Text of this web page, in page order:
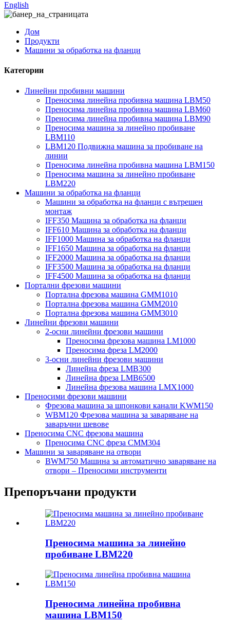
English
Дом
Продукти
Машини за обработка на фланци
Категории
Линейни пробивни машини
Преносима линейна пробивна машина LBM50
Преносима линейна пробивна машина LBM60
Преносима линейна пробивна машина LBM90
Преносима машина за линейно пробиване
LBM110
LBM120 Подвижна машина за пробиване на
линии
Преносима линейна пробивна машина LBM150
Преносима машина за линейно пробиване
LBM220
Машини за обработка на фланци
Машини за обработка на фланци с вътрешен
монтаж
IFF350 Машина за обработка на фланци
IFF610 Машина за обработка на фланци
IFF1000 Машина за обработка на фланци
IFF1650 Машина за обработка на фланци
IFF2000 Машина за обработка на фланци
IFF3500 Машина за обработка на фланци
IFF4500 Машина за обработка на фланци
Портални фрезови машини
Портална фрезова машина GMM1010
Портална фрезова машина GMM2010
Портална фрезова машина GMM3010
Линейни фрезови машини
2-осни линейни фрезови машини
Преносима фрезова машина LM1000
Преносима фреза LM2000
3-осни линейни фрезови машини
Линейна фреза LMB300
Линейна фреза LMB6500
Линейна фрезова машина LMX1000
Преносими фрезови машини
Фрезова машина за шпонкови канали KWM150
WBM120 Фрезова машина за заваряване на
заваръчни шевове
Преносима CNC фрезова машина
Преносима CNC фреза CMM304
Машини за заваряване на отвори
BWM750 Машина за автоматично заваряване на
отвори – Преносими инструменти
Препоръчани продукти
Преносима машина за линейно
пробиване LBM220
Преносима линейна пробивна
машина LBM150